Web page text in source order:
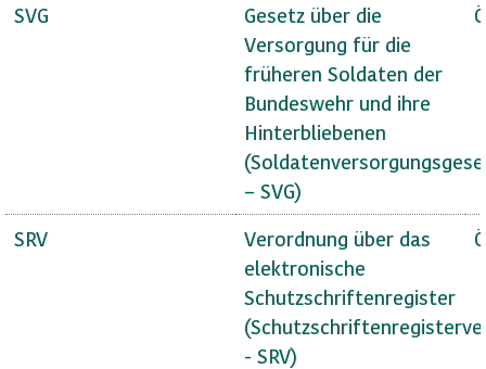
SVG
Gesetz über die
Versorgung für die
früheren Soldaten der
Bundeswehr und ihre
Hinterbliebenen
– SVG)
SRV
Verordnung über das
elektronische
Schutzschriftenregister
- SRV)